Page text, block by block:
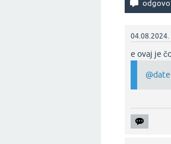
04.08.2024.
e ovaj je